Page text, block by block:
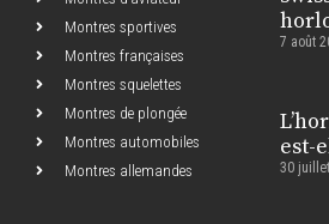
Montres sportives
Montres françaises
Montres squelettes
Montres de plongée
Montres automobiles
Montres allemandes
7 août
est-
30